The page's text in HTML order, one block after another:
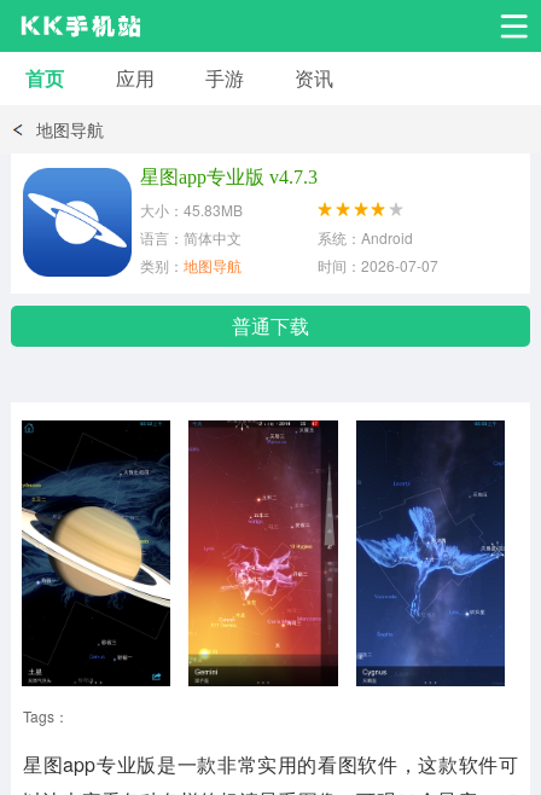
安卓应用
小说漫画
金融理财 新闻资讯 游戏辅助
安卓其它
首页 应用 手游 资讯
地图导航
星图app专业版 v4.7.3
大小：45.83MB
语言：简体中文
系统：Android
类别： 地图导航 时间：2026-07-07
普通下载
Tags：
星图app专业版是一款非常实用的看图软件，这款软件可